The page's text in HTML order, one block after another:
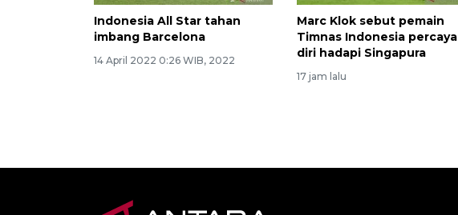
Indonesia All Star tahan
imbang Barcelona
14 April 2022 0:26 WIB, 2022
Marc Klok sebut pemain
Timnas Indonesia percaya
diri hadapi Singapura
17 jam lalu